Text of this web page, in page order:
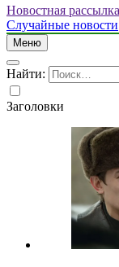
Новостная рассылка
Случайные новости
Меню
Найти:
Заголовки